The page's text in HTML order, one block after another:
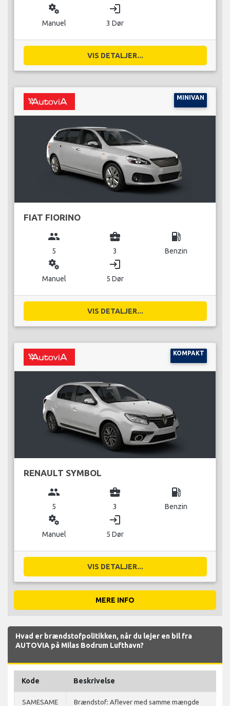
miscellaneous_services
Manuel
login
3 Dør
VIS DETALJER...
MINIVAN
FIAT FIORINO
group
5
business_center
3
local_gas_station
Benzin
miscellaneous_services
Manuel
login
5 Dør
VIS DETALJER...
KOMPAKT
RENAULT SYMBOL
group
5
business_center
3
local_gas_station
Benzin
miscellaneous_services
Manuel
login
5 Dør
VIS DETALJER...
MERE INFO
Hvad er brændstofpolitikken, når du lejer en bil fra
AUTOVIA på Milas Bodrum Lufthavn?
Kode Beskrivelse
SAMESAME
Brændstof: Aflever med samme mængde